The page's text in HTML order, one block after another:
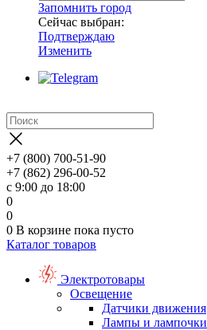
Запомнить город
Сейчас выбран:
Подтверждаю
Изменить
+7 (800) 700-51-90
+7 (862) 296-00-52
с 9:00 до 18:00
0
0
0 В корзине пока пусто
Каталог товаров
Электротовары
Освещение
Датчики движения
Лампы и лампочки